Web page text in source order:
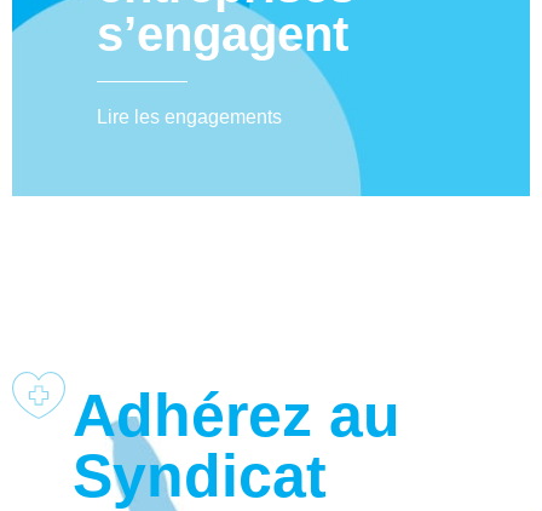
s’engagent
Lire les engagements
Adhérez au
Syndicat